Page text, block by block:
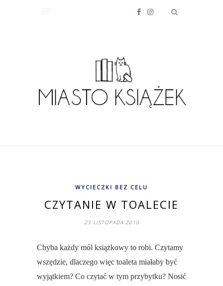
WYCIECZKI BEZ CELU
CZYTANIE W TOALECIE
23 LISTOPADA 2010
Chyba każdy mól książkowy to robi. Czytamy
wszędzie, dlaczego więc toaleta miałaby być
wyjątkiem? Co czytać w tym przybytku? Nosić